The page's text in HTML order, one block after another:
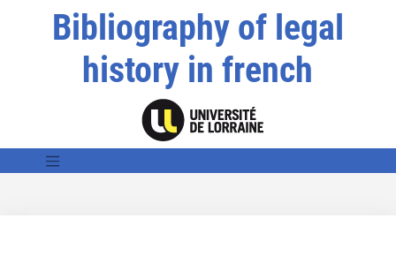
Bibliography of legal
history in french